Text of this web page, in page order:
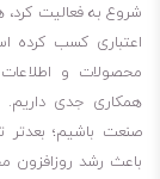
نتیجه‌گیری
خودرو
هستید،
است.
شروع به فعالیت کرد،
اعتباری کسب کرده
محصولات و
همکاری جدی داریم.
صنعت باشیم؛ بعدتر